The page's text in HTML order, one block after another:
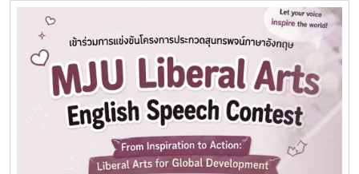
Mr. Jason D. Sheen ได้ร่วมแลกเปลี่ยนและแนะนำข้อมูลด้านการ
ศึกษาที่ IPU New Zealand Tertiary Institute ให้กับนักศึกษา
คณะฯ พร้อมทั้งได้ร่วมการลงนามความร่วมมือ MOU กับทาง
มหาวิทยาลัยแม่โจ้ โดยคณะศิลปศาสตร์ร่วมเป็นพยานในการลง
นามครั้งนี้คณะศิลปศาสตร์ มหาวิทยาลัยแม่โจ้ มุ่งมั่นในการขยาย
เครือข่ายความร่วมมือกับสถาบันการศึกษาชั้นนำจากต่างประเทศ
เพื่อเปิดโอกาสให้นักศึกษาและบุคลากรได้พัฒนาศักยภาพด้าน
วิชาการ ภาษา และทักษะความเป็นพลเมืองโลก พร้อมยกระดับ
คุณภาพการศึกษาให้สอดคล้องกับบริบทสากลอย่างยั่งยืน